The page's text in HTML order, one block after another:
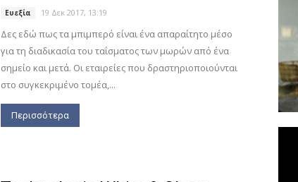
Ευεξία 19 Δεκ 2017, 13:19
Δες εδώ πως τα μπιμπερό είναι ένα απαραίτητο μέσο
για τη διαδικασία του ταΐσματος των μωρών από ένα
σημείο και μετά. Οι εταιρείες που δραστηριοποιούνται
στο συγκεκριμένο τομέα,...
Περισσότερα